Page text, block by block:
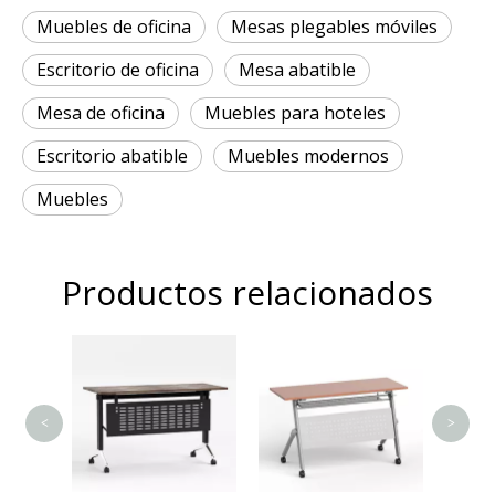
Muebles de oficina
Mesas plegables móviles
Escritorio de oficina
Mesa abatible
Mesa de oficina
Muebles para hoteles
Escritorio abatible
Muebles modernos
Muebles
Productos relacionados
< >